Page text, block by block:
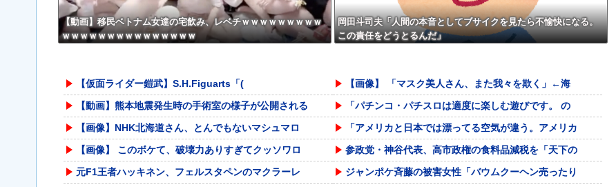
【動画】移民ベトナム女達の宅飲み、レベチｗｗｗｗｗｗｗｗｗ
ｗｗｗｗｗｗｗｗｗｗｗｗｗｗｗ
岡田斗司夫「人間の本音としてブサイクを見たら不愉快になる。
この責任をどうとるんだ」
【仮面ライダー鎧武】S.H.Figuarts「(
【画像】 「マスク美人さん、また我々を欺く」←海
【動画】熊本地震発生時の手術室の様子が公開される
「パチンコ・パチスロは適度に楽しむ遊びです。 の
【画像】NHK北海道さん、とんでもないマシュマロ
「アメリカと日本では漂ってる空気が違う。アメリカ
【画像】 このボケて、破壊力ありすぎてクッソワロ
参政党・神谷代表、高市政権の食料品減税を「天下の
元F1王者ハッキネン、フェルスタペンのマクラーレ
ジャンポケ斉藤の被害女性「バウムクーヘン売ったり